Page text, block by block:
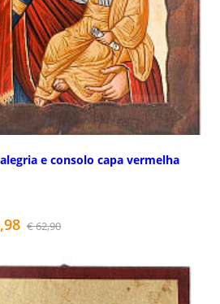
e consolo capa vermelha
€ 62,90